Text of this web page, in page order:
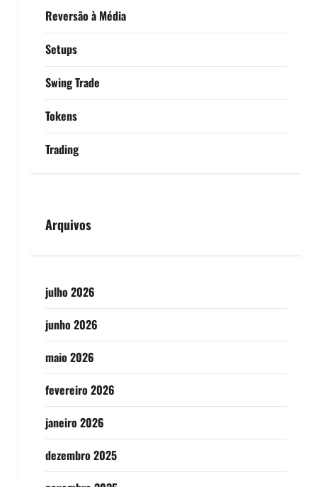
Reversão à Média
Setups
Swing Trade
Tokens
Trading
Arquivos
julho 2026
junho 2026
maio 2026
fevereiro 2026
janeiro 2026
dezembro 2025